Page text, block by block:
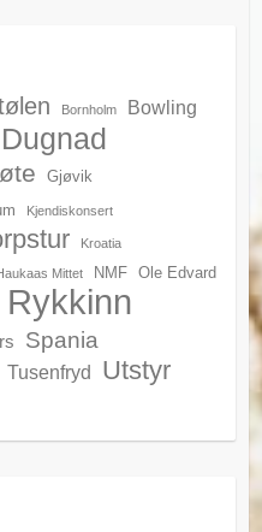
Bornholm Bowling
Dugnad
Gjøvik
Kjendiskonsert
Kroatia
Mittet NMF
Ole Edvard
Rykkinn
Spania
Tusenfryd Utstyr